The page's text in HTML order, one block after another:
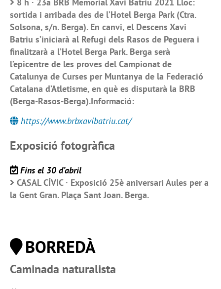
8 h · 23a BRB Memorial Xavi Batriu 2021 Lloc:
sortida i arribada des de l’Hotel Berga Park (Ctra.
Solsona, s/n. Berga). En canvi, el Descens Xavi
Batriu s’iniciarà al Refugi dels Rasos de Peguera i
finalitzarà a l’Hotel Berga Park. Berga serà
l’epicentre de les proves del Campionat de
Catalunya de Curses per Muntanya de la Federació
Catalana d’Atletisme, en què es disputarà la BRB
(Berga-Rasos-Berga).Informació:
https://www.brbxavibatriu.cat/
Exposició fotogràfica
Fins el 30 d’abril
CASAL CÍVIC · Exposició 25è aniversari Aules per a
la Gent Gran. Plaça Sant Joan. Berga.
BORREDÀ
Caminada naturalista